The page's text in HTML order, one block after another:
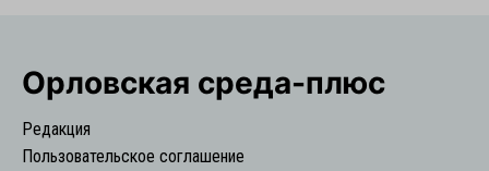
Орловская cреда-плюс
Редакция
Пользовательское соглашение